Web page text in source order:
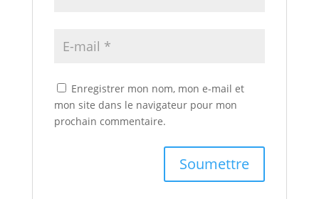
Enregistrer mon nom, mon e-mail et
mon site dans le navigateur pour mon
prochain commentaire.